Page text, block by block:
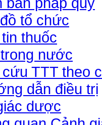
tổ chức
thuốc
nước
TTT theo
dẫn điều trị
dược